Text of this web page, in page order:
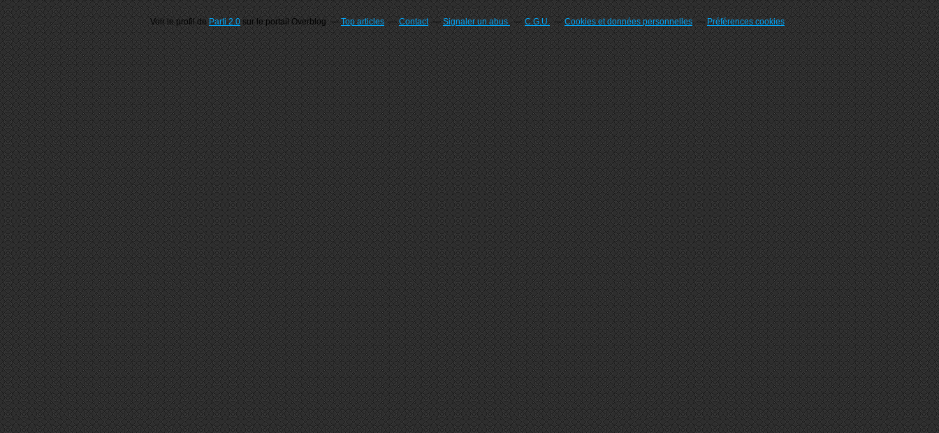
Voir le profil deParti 2.0sur le portail Overblog Top articles Contact Signaler un abus C.G.U. Cookies et données personnelles Préférences cookies